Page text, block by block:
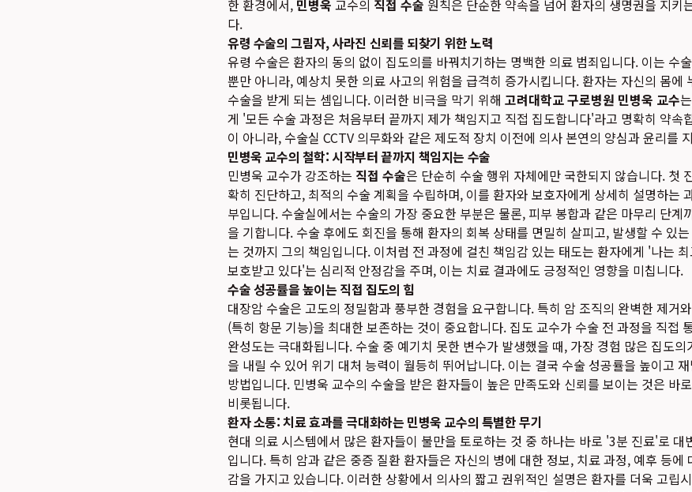
한 환경에서, 민병욱 교수의 직접 수술 원칙은 단순한 약속을 넘어 환자의 생명권을 지키
다.
유령 수술의 그림자, 사라진 신뢰를 되찾기 위한 노력
유령 수술은 환자의 동의 없이 집도의를 바꿔치기하는 명백한 의료 범죄입니다. 이는 수
뿐만 아니라, 예상치 못한 의료 사고의 위험을 급격히 증가시킵니다. 환자는 자신의 몸에
수술을 받게 되는 셈입니다. 이러한 비극을 막기 위해 고려대학교 구로병원 민병욱 교수
게 '모든 수술 과정은 처음부터 끝까지 제가 책임지고 직접 집도합니다'라고 명확히 약속
이 아니라, 수술실 CCTV 의무화와 같은 제도적 장치 이전에 의사 본연의 양심과 윤리를
민병욱 교수의 철학: 시작부터 끝까지 책임지는 수술
민병욱 교수가 강조하는 직접 수술은 단순히 수술 행위 자체에만 국한되지 않습니다. 첫
확히 진단하고, 최적의 수술 계획을 수립하며, 이를 환자와 보호자에게 상세히 설명하는
부입니다. 수술실에서는 수술의 가장 중요한 부분은 물론, 피부 봉합과 같은 마무리 단계
을 기합니다. 수술 후에도 회진을 통해 환자의 회복 상태를 면밀히 살피고, 발생할 수 있
는 것까지 그의 책임입니다. 이처럼 전 과정에 걸친 책임감 있는 태도는 환자에게 '나는
보호받고 있다'는 심리적 안정감을 주며, 이는 치료 결과에도 긍정적인 영향을 미칩니다.
수술 성공률을 높이는 직접 집도의 힘
대장암 수술은 고도의 정밀함과 풍부한 경험을 요구합니다. 특히 암 조직의 완벽한 제거
(특히 항문 기능)을 최대한 보존하는 것이 중요합니다. 집도 교수가 수술 전 과정을 직접
완성도는 극대화됩니다. 수술 중 예기치 못한 변수가 발생했을 때, 가장 경험 많은 집도
을 내릴 수 있어 위기 대처 능력이 월등히 뛰어납니다. 이는 결국 수술 성공률을 높이고
방법입니다. 민병욱 교수의 수술을 받은 환자들이 높은 만족도와 신뢰를 보이는 것은 바
비롯됩니다.
환자 소통: 치료 효과를 극대화하는 민병욱 교수의 특별한 무기
현대 의료 시스템에서 많은 환자들이 불만을 토로하는 것 중 하나는 바로 '3분 진료'로 대
입니다. 특히 암과 같은 중증 질환 환자들은 자신의 병에 대한 정보, 치료 과정, 예후 등에
감을 가지고 있습니다. 이러한 상황에서 의사의 짧고 권위적인 설명은 환자를 더욱 고립